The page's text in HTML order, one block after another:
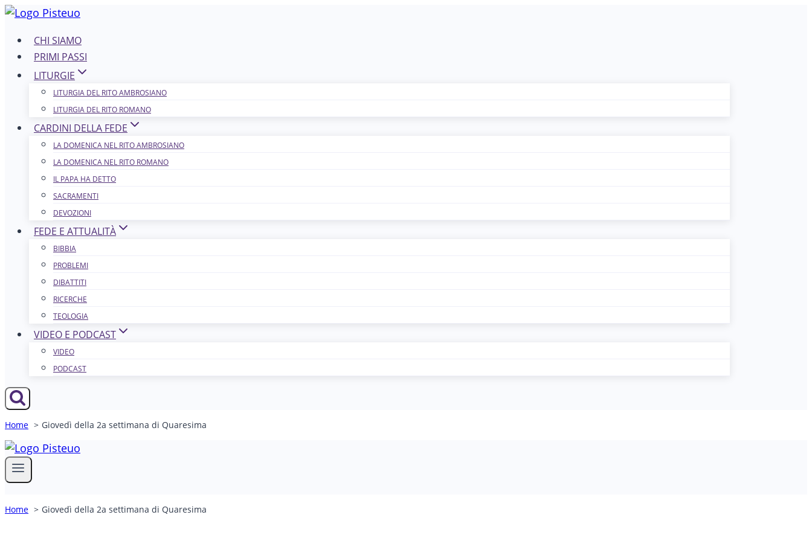
Salta
contenutoCHI SIAMO
PRIMI PASSI
LITURGIE
LITURGIA DEL RITO AMBROSIANO
LITURGIA DEL RITO ROMANO
CARDINI DELLA FEDE
LA DOMENICA NEL R​​​​​​ITO AMBROSIANO
LA DOMENICA NEL RITO ROMANO
IL PAPA HA DETTO
SACRAMENTI
DEVOZIONI
FEDE E ATTUALITÀ
BIBBIA
PROBLEMI
DIBATTITI
RICERCHE
TEOLOGIA
VIDEO E PODCAST
VIDEO
PODCAST
Home Giovedì della 2a settimana di Quaresima
Home Giovedì della 2a settimana di Quaresima